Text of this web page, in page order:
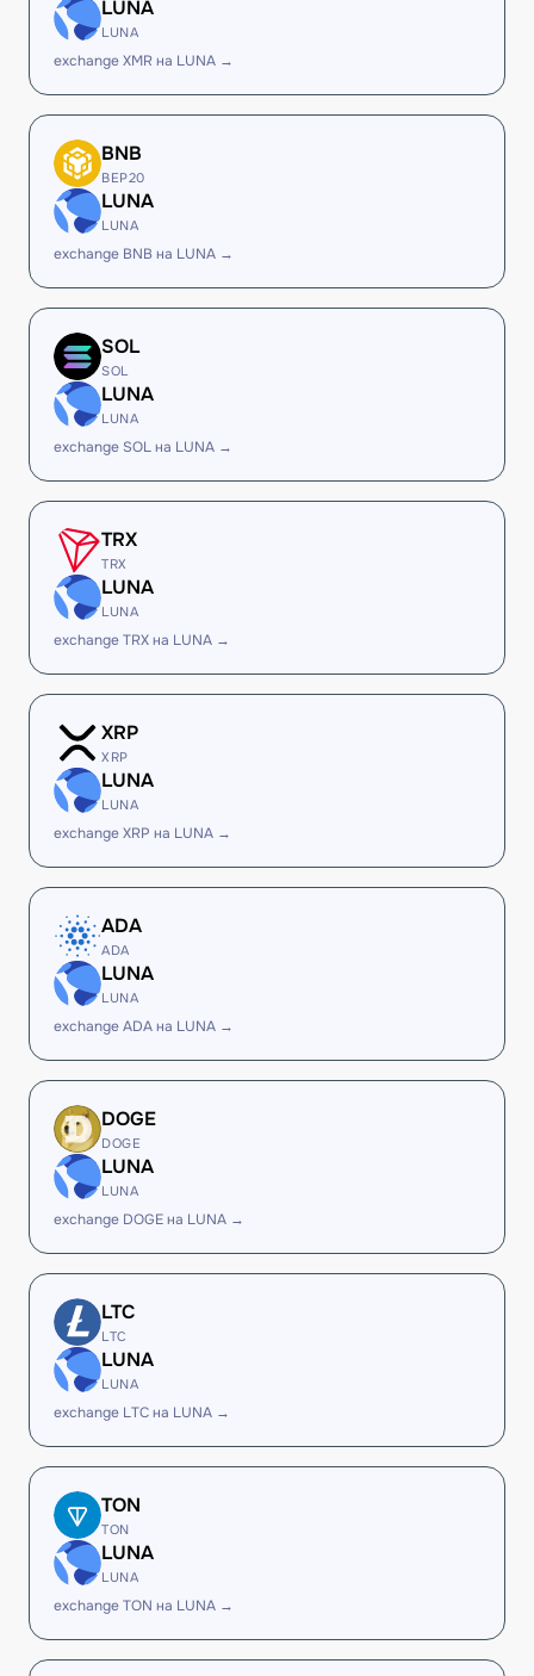
LUNA
LUNA
exchange XMR на LUNA →
BNB
BEP20
LUNA
LUNA
exchange BNB на LUNA →
SOL
SOL
LUNA
LUNA
exchange SOL на LUNA →
TRX
TRX
LUNA
LUNA
exchange TRX на LUNA →
XRP
XRP
LUNA
LUNA
exchange XRP на LUNA →
ADA
ADA
LUNA
LUNA
exchange ADA на LUNA →
DOGE
DOGE
LUNA
LUNA
exchange DOGE на LUNA →
LTC
LTC
LUNA
LUNA
exchange LTC на LUNA →
TON
TON
LUNA
LUNA
exchange TON на LUNA →